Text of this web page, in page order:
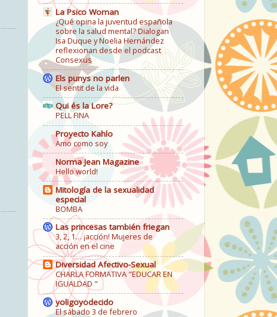
La Psico Woman
¿Qué opina la juventud española
sobre la salud mental? Dialogan
Isa Duque y Noelia Hernández
reflexionan desde el podcast
Consexus
Els punys no parlen
El sentit de la vida
Qui és la Lore?
PELL FINA
Proyecto Kahlo
Amo como soy
Norma Jean Magazine
Hello world!
Mitología de la sexualidad
especial
BOMBA
Las princesas también friegan
3, 2, 1… ¡acción! Mujeres de
acción en el cine
Diversidad Afectivo-Sexual
CHARLA FORMATIVA "EDUCAR EN
IGUALDAD "
yoligoyodecido
El sábado 3 de febrero